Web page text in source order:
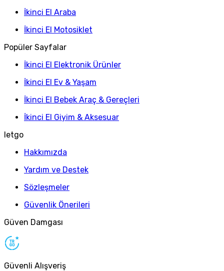
İkinci El Araba
İkinci El Motosiklet
Popüler Sayfalar
İkinci El Elektronik Ürünler
İkinci El Ev & Yaşam
İkinci El Bebek Araç & Gereçleri
İkinci El Giyim & Aksesuar
letgo
Hakkımızda
Yardım ve Destek
Sözleşmeler
Güvenlik Önerileri
Güven Damgası
Güvenli Alışveriş